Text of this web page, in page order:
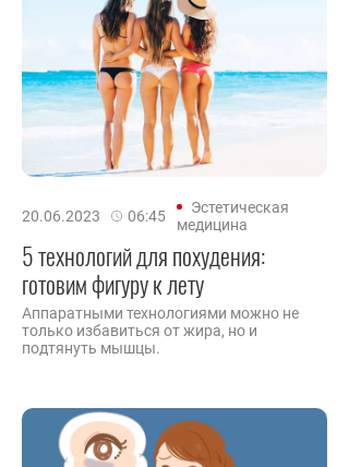
20.06.2023 06:45
Эстетическая
медицина
5 технологий для похудения:
готовим фигуру к лету
Аппаратными технологиями можно не
только избавиться от жира, но и
подтянуть мышцы.